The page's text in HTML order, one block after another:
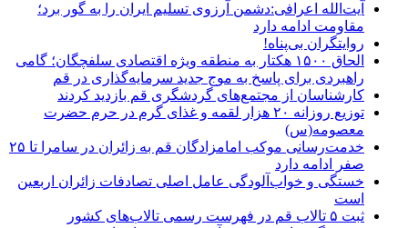
آیت‌الله اعرافی:دشمن آرزوی تسلیم ایران را به گور برد؛
مقاومت ادامه دارد
روایتگران بی‌پناه!
الحاق ۱۵۰۰ هکتار به منطقه ویژه اقتصادی سلفچگان؛ گامی
راهبردی برای پاسخ به موج جدید سرمایه‌گذاری در قم
کارشناسان از مجتمع‌های گردشگری قم بازدید کردند
توزیع روزانه ۲۰ هزار لقمه و غذای گرم در حرم حضرت
معصومه(س)
خدمت‌رسانی موکب امامزادگان قم به زائران در سامرا تا ۲۵
صفر ادامه دارد
خستگی و خواب‌آلودگی عامل اصلی تصادفات زائران اربعین
است
ثبت ۵ تالاب قم در فهرست رسمی تالاب‌های کشور